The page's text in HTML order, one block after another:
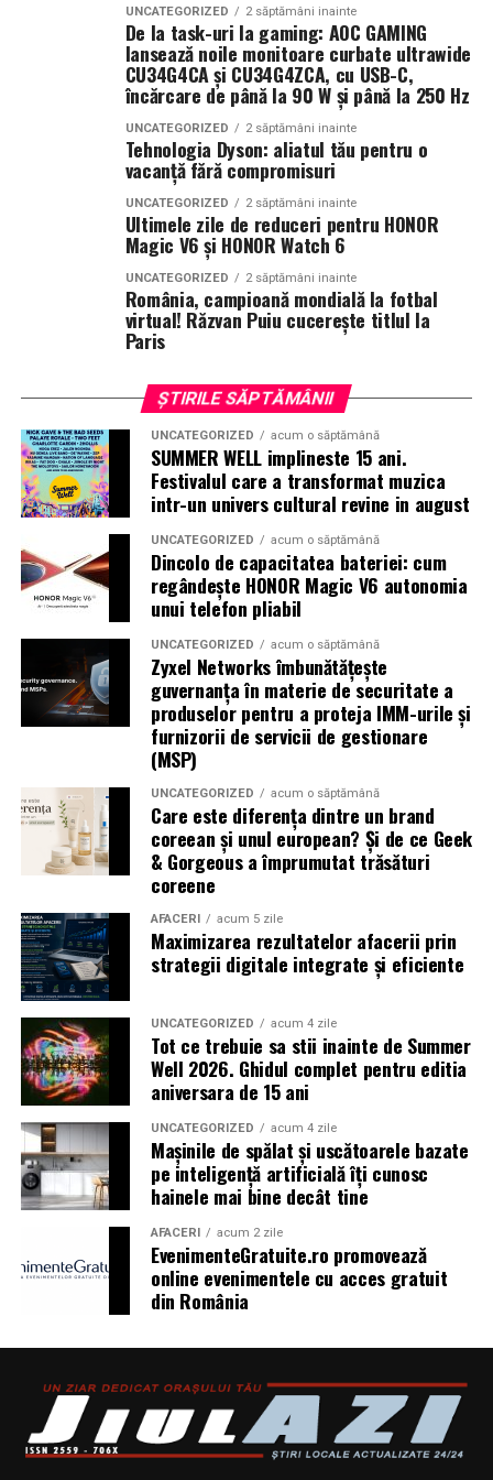
Bucuresti, FABIZ, Bucharest Business School, biciclop,
syoss, InterContinental Athénée Palace, Secom.
Abonamentele sunt disponibile pe summerwell.ro la
pretul de 513 lei. De asemenea, pot fi achizitionate
bilete de o zi la pretul de 351 lei pentru vineri si
sambata, respectiv 426.6 lei pentru duminica.
Intr-un peisaj in care festivalurile se schimba constant,
Summer Well si-a pastrat identitatea: un eveniment
construit in jurul curiozitatii, al comunitatilor creative si
al experientelor care merg dincolo de muzica.
Editia aniversara marcheaza 15 ani in care festivalul a
devenit unul dintre cele mai importante repere ale verii,
un loc unde cultura pop, estetica contemporana si
muzica se intalnesc firesc.
In luna august, Domeniul Stirbey Voda devine din nou
locul in care soundtrack-ul verii se asculta, dar mai ales
Programul complet si detaliile logistice sunt disponibile
Instagram a festivalului @summerwellfest.
Summer Well 2026este un festival Orange, sustinut de
o serie de parteneri care dau forma si vibe universului
festivalului: glo™, ING, Peroni Nastro Azzurro, Ursus,
Bacardi, Martini, Hendrick’s Gin, Jack Daniel’s, Mega
Image, Pepsi, Fashion Days, alpro, Transalpina, vitamin
aqua, Lay’s, e-on, FABIZ, Bucharest Business School,
biciclop, syoss, Persil, Sensodyne, InterContinental
Athénée Palace, alka, Secom.
Abonamentele pot fi achizitionate de pe summerwell.ro,
la pretul de 513 lei + taxe. De asemenea, sunt disponibile
si bilete de o zi la pretul de 351 lei + taxe pentru vineri si
sambata, iar pentru duminica costul biletului este de
426 lei + taxe.
UNCATEGORIZED 2 săptămâni inainte
De la task-uri la gaming: AOC GAMING
lansează noile monitoare curbate ultrawide
CU34G4CA și CU34G4ZCA, cu USB-C,
încărcare de până la 90 W și până la 250 Hz
UNCATEGORIZED 2 săptămâni inainte
Tehnologia Dyson: aliatul tău pentru o
vacanță fără compromisuri
UNCATEGORIZED 2 săptămâni inainte
Ultimele zile de reduceri pentru HONOR
Magic V6 și HONOR Watch 6
UNCATEGORIZED 2 săptămâni inainte
România, campioană mondială la fotbal
virtual! Răzvan Puiu cucerește titlul la
Paris
ȘTIRILE SĂPTĂMÂNII
UNCATEGORIZED acum o săptămână
SUMMER WELL implineste 15 ani.
Festivalul care a transformat muzica
intr-un univers cultural revine in august
UNCATEGORIZED acum o săptămână
Dincolo de capacitatea bateriei: cum
regândește HONOR Magic V6 autonomia
unui telefon pliabil
UNCATEGORIZED acum o săptămână
Zyxel Networks îmbunătățește
guvernanța în materie de securitate a
produselor pentru a proteja IMM-urile și
furnizorii de servicii de gestionare
(MSP)
UNCATEGORIZED acum o săptămână
Care este diferența dintre un brand
coreean și unul european? Și de ce Geek
& Gorgeous a împrumutat trăsături
coreene
AFACERI acum 5 zile
Maximizarea rezultatelor afacerii prin
strategii digitale integrate și eficiente
UNCATEGORIZED acum 4 zile
Tot ce trebuie sa stii inainte de Summer
Well 2026. Ghidul complet pentru editia
aniversara de 15 ani
UNCATEGORIZED acum 4 zile
Mașinile de spălat și uscătoarele bazate
pe inteligență artificială îți cunosc
hainele mai bine decât tine
AFACERI acum 2 zile
EvenimenteGratuite.ro promovează
online evenimentele cu acces gratuit
din România